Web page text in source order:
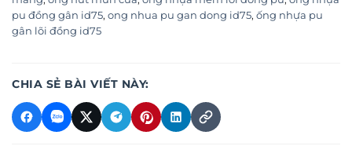
pu đồng gân id75, ong nhua pu gan dong id75, ống nhựa pu
gân lõi đồng id75
CHIA SẺ BÀI VIẾT NÀY: